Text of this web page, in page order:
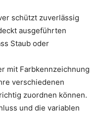
schützt zuverlässig
ausgeführten
Staub oder
mit Farbkennzeichnung
verschiedenen
zuordnen können.
und die variablen